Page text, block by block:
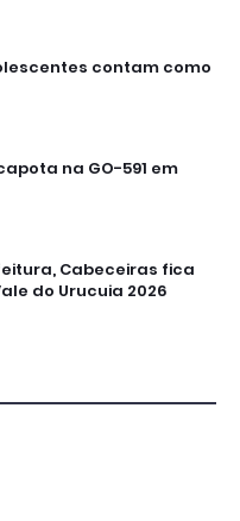
contam como
na GO-591 em
Cabeceiras fica
do Urucuia 2026